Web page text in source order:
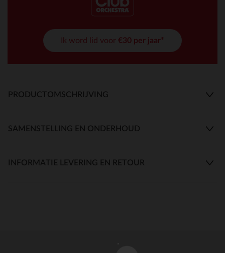
Ik word lid voor €30 per jaar*
PRODUCTOMSCHRIJVING
SAMENSTELLING EN ONDERHOUD
INFORMATIE LEVERING EN RETOUR